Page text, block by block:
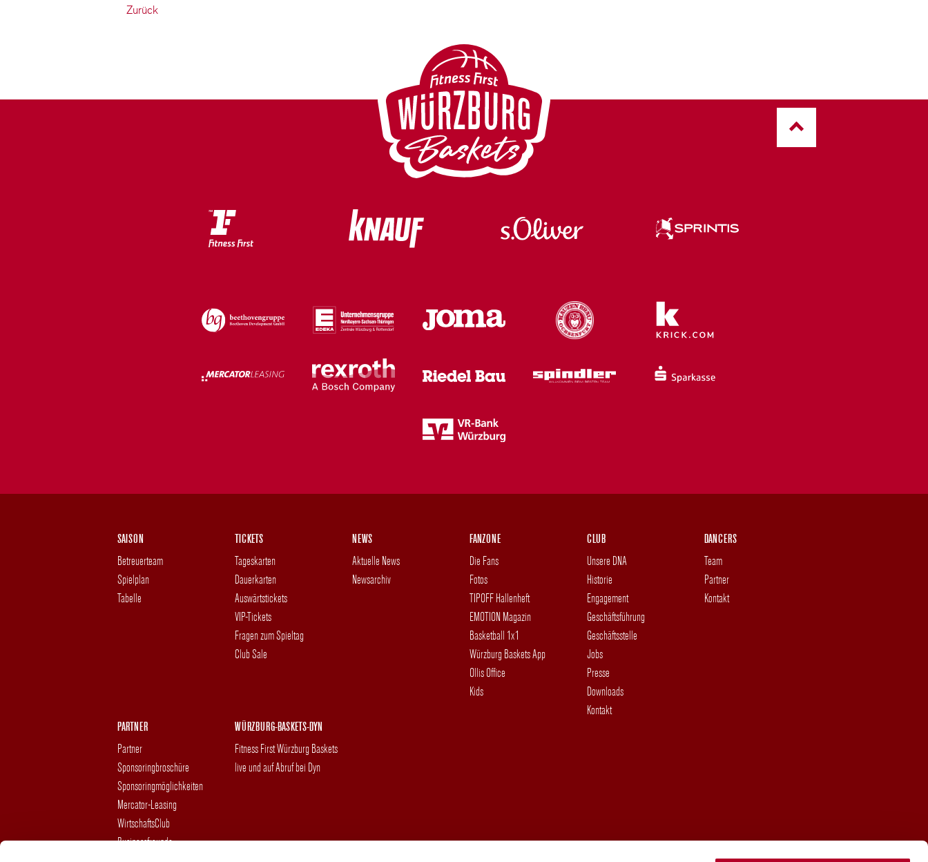
Zurück
SAISON
Betreuerteam
Spielplan
Tabelle
TICKETS
Tageskarten
Dauerkarten
Auswärtstickets
VIP-Tickets
Fragen zum Spieltag
Club Sale
NEWS
Aktuelle News
Newsarchiv
FANZONE
Die Fans
Fotos
TIPOFF Hallenheft
EMOTION Magazin
Basketball 1x1
Würzburg Baskets App
Ollis Office
Kids
CLUB
Unsere DNA
Historie
Engagement
Geschäftsführung
Geschäftsstelle
Jobs
Presse
Downloads
Kontakt
DANCERS
Team
Partner
Kontakt
PARTNER
Partner
Sponsoringbroschüre
Sponsoringmöglichkeiten
Mercator-Leasing
WirtschaftsClub
Businessfreunde
WÜRZBURG-BASKETS-DYN
Fitness First Würzburg Baskets
live und auf Abruf bei Dyn